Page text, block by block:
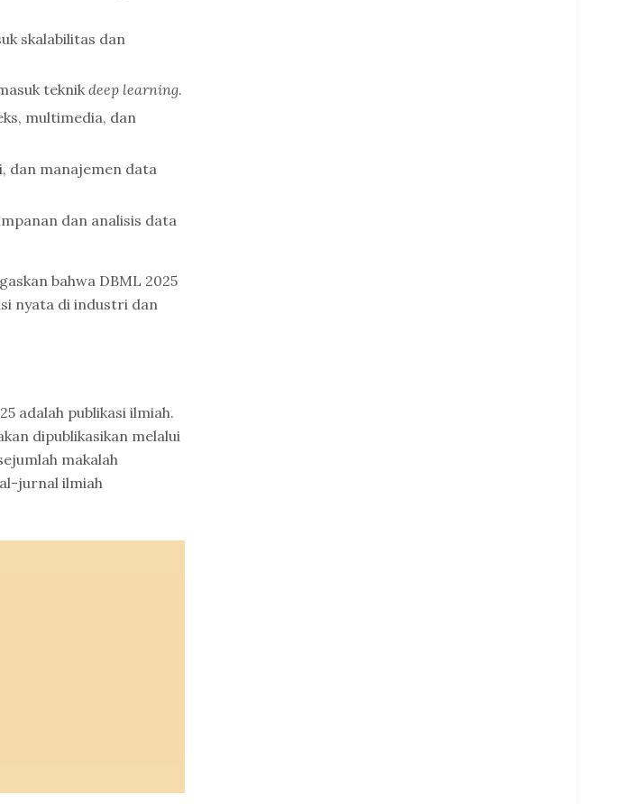
skalabilitas dan
teknik deep learning.
multimedia, dan
dan manajemen data
dan analisis data
bahwa DBML 2025
nyata di industri dan
adalah publikasi ilmiah.
dipublikasikan melalui
makalah
jurnal ilmiah